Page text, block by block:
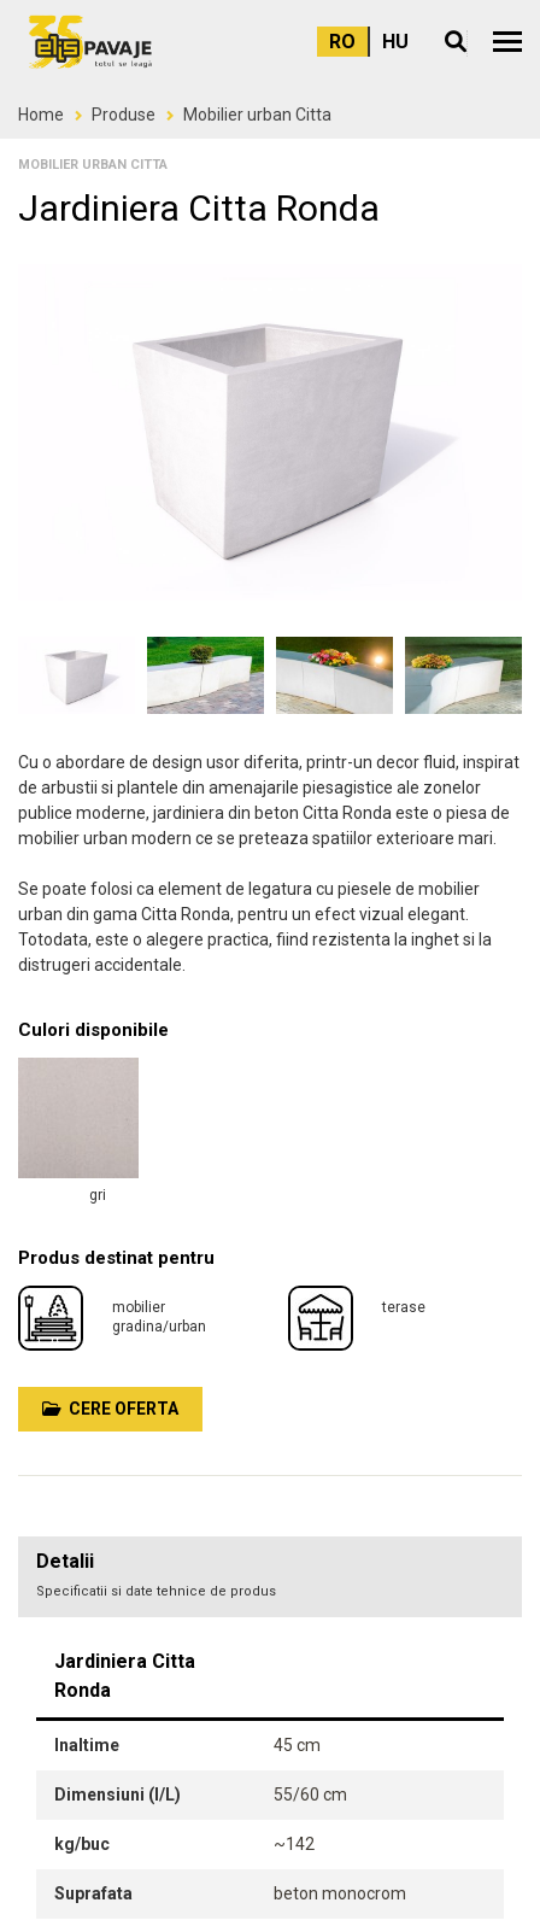
RO HU Meniu
Home Produse Mobilier urban Citta
MOBILIER URBAN CITTA
Jardiniera Citta Ronda
Cu o abordare de design usor diferita, printr-un decor fluid, inspirat
de arbustii si plantele din amenajarile piesagistice ale zonelor
publice moderne, jardiniera din beton Citta Ronda este o piesa de
mobilier urban modern ce se preteaza spatiilor exterioare mari.
Se poate folosi ca element de legatura cu piesele de mobilier
urban din gama Citta Ronda, pentru un efect vizual elegant.
Totodata, este o alegere practica, fiind rezistenta la inghet si la
distrugeri accidentale.
Culori disponibile
gri
Produs destinat pentru
mobilier
gradina/urban
terase
CERE OFERTA
Detalii
Specificatii si date tehnice de produs
Jardiniera Citta
Ronda
Inaltime 45 cm
Dimensiuni (l/L) 55/60 cm
kg/buc ~142
Suprafata beton monocrom